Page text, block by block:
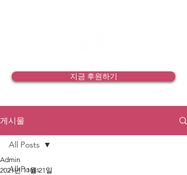
지금 후원하기
게시물
All Posts
All Posts
Admin
2021년 11월 21일